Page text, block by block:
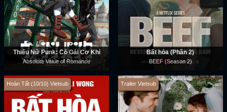
Thiếu Nữ Punk: Cô Gái Cơ Khí
Absolute Value of Romance
Bất hòa (Phần 2)
BEEF (Season 2)
Hoàn Tất (10/10) Vietsub Trailer Vietsub